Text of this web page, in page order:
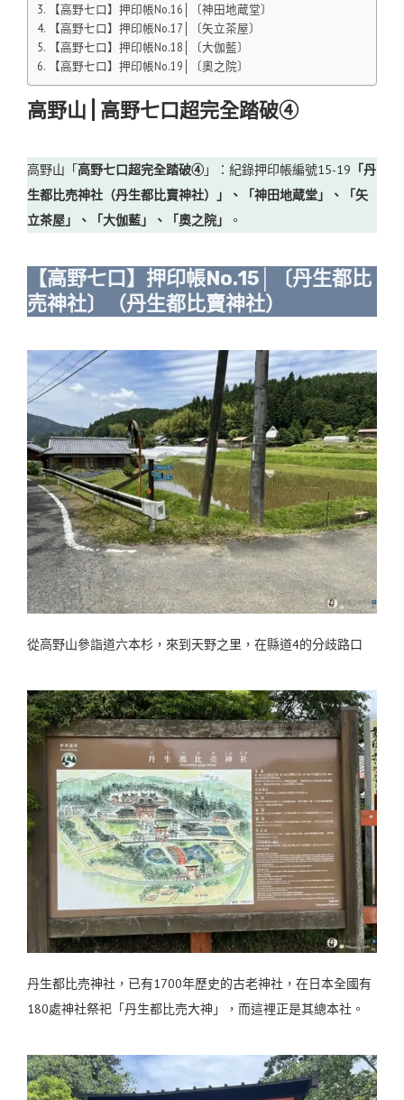
【高野七口】押印帳No.16│〔神田地蔵堂〕
【高野七口】押印帳No.17│〔矢立茶屋〕
【高野七口】押印帳No.18│〔大伽藍〕
【高野七口】押印帳No.19│〔奧之院〕
高野山 | 高野七口超完全踏破④
高野山「高野七口超完全踏破④」：紀錄押印帳編號15-19 「丹
生都比売神社（丹生都比賣神社）」、「神田地蔵堂」、「矢
立茶屋」、「大伽藍」、「奧之院」
。
【高野七口】押印帳No.15│〔丹生都比
売神社〕（丹生都比賣神社）
從高野山參詣道六本杉，來到天野之里，在縣道4的分歧路口
丹生都比売神社，已有1700年歷史的古老神社，在日本全國有
180處神社祭祀「丹生都比売大神」，而這裡正是其總本社。